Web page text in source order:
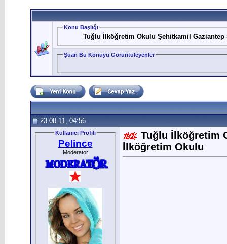
Konu Başlığı
Tuğlu İlköğretim Okulu Şehitkamil
Şuan Bu Konuyu Görüntüleyenler
23.08.11, 04:56
Kullanıcı Profili
Pelince
Moderator
Tuğlu İlköğretim
İlköğretim Okulu